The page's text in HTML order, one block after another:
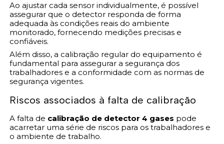
Ao ajustar cada sensor individualmente, é possível
assegurar que o detector responda de forma
adequada às condições reais do ambiente
monitorado, fornecendo medições precisas e
confiáveis.
Além disso, a calibração regular do equipamento é
fundamental para assegurar a segurança dos
trabalhadores e a conformidade com as normas de
segurança vigentes.
Riscos associados à falta de calibração
A falta de calibração de detector 4 gases pode
acarretar uma série de riscos para os trabalhadores e
o ambiente de trabalho.